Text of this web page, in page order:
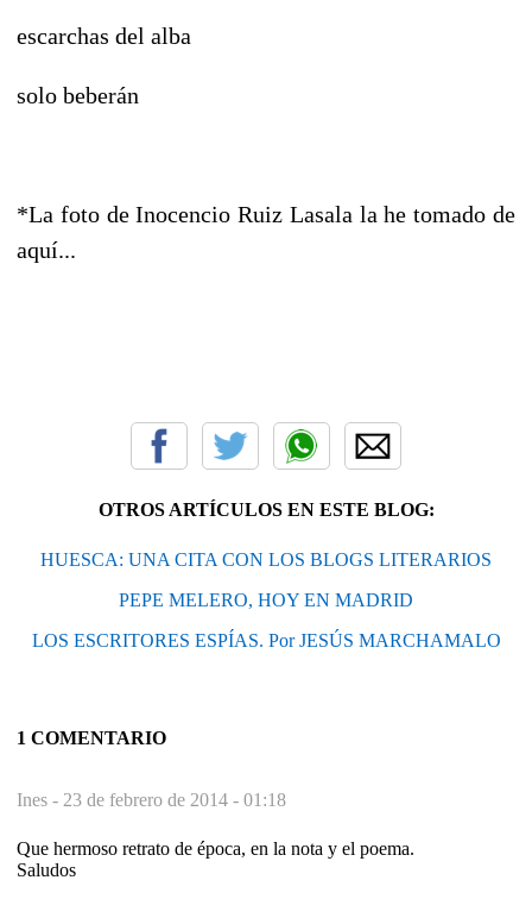
escarchas del alba
solo beberán
*La foto de Inocencio Ruiz Lasala la he tomado de
aquí...
OTROS ARTÍCULOS EN ESTE BLOG:
HUESCA: UNA CITA CON LOS BLOGS LITERARIOS
PEPE MELERO, HOY EN MADRID
LOS ESCRITORES ESPÍAS. Por JESÚS MARCHAMALO
1 COMENTARIO
Ines - 23 de febrero de 2014 - 01:18
Que hermoso retrato de época, en la nota y el poema.
Saludos